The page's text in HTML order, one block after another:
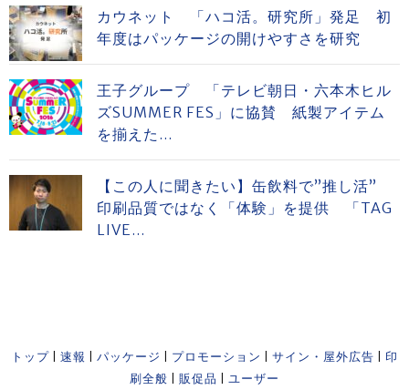
カウネット 「ハコ活。研究所」発足 初
年度はパッケージの開けやすさを研究
王子グループ 「テレビ朝日・六本木ヒル
ズSUMMER FES」に協賛 紙製アイテム
を揃えた...
【この人に聞きたい】缶飲料で”推し活”
印刷品質ではなく「体験」を提供 「TAG
LIVE...
トップ 速報 パッケージ プロモーション サイン・屋外広告
印
刷全般
販促品 ユーザー